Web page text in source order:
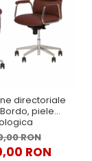
directoriale
Bordo, piele
RON
RON